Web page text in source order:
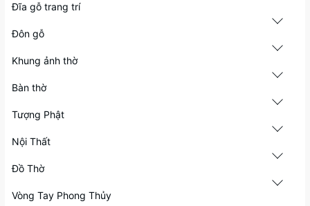
Đĩa gỗ trang trí
Đôn gỗ
Khung ảnh thờ
Bàn thờ
Tượng Phật
Nội Thất
Đồ Thờ
Vòng Tay Phong Thủy